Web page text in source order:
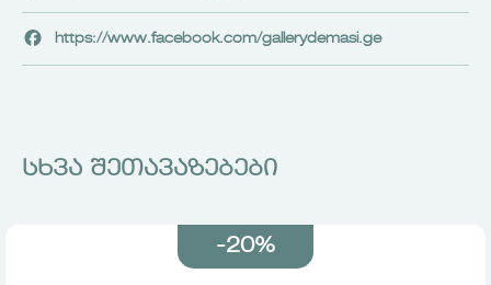
https://www.facebook.com/gallerydemasi.ge
სხვა შეთავაზებები
-20%